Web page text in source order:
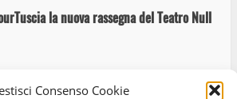
Consenso Cookie
la nuova rassegna del Teatro Null